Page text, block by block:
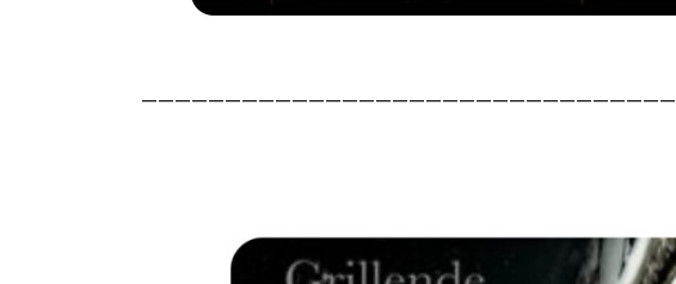
————————————————————————————————